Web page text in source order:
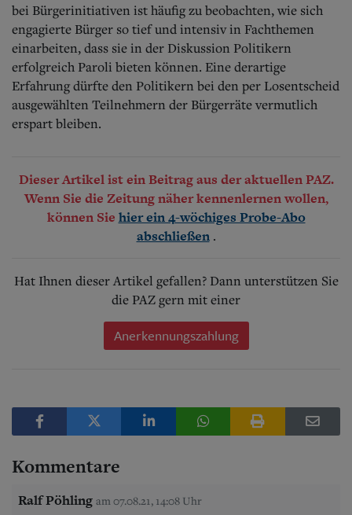
bei Bürgerinitiativen ist häufig zu beobachten, wie sich
engagierte Bürger so tief und intensiv in Fachthemen
einarbeiten, dass sie in der Diskussion Politikern
erfolgreich Paroli bieten können. Eine derartige
Erfahrung dürfte den Politikern bei den per Losentscheid
ausgewählten Teilnehmern der Bürgerräte vermutlich
erspart bleiben.
Dieser Artikel ist ein Beitrag aus der aktuellen PAZ.
Wenn Sie die Zeitung näher kennenlernen wollen,
können Sie hier ein 4-wöchiges Probe-Abo
abschließen .
Hat Ihnen dieser Artikel gefallen? Dann unterstützen Sie
die PAZ gern mit einer
Anerkennungszahlung
Kommentare
Ralf Pöhling am 07.08.21, 14:08 Uhr